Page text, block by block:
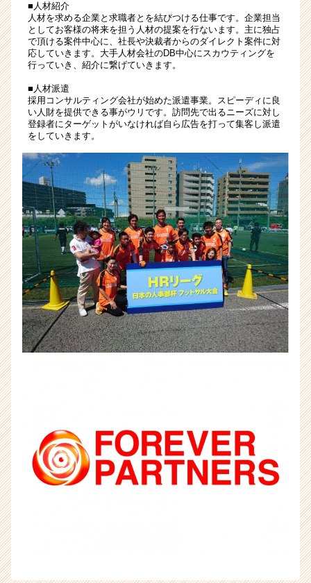
く
高
年
収）
他
ベ
ン
チ
成
長
企
業
か
ら
ス
カ
ウ
ト
が
届
く
チ
ア
キ
ャ
■人材紹介
人材を求める企業と求職者とを結びつける仕事です。企業担当
としてお客様の将来を担う人材の提案を行ないます。主に独占
で頂ける案件中心に、社長や決裁者からのダイレクト案件に対
応していきます。大手人材会社のDB中心にスカウティングを
行っていき、紹介に繋げていきます。
■人材派遣
採用コンサルティング会社が始めた派遣事業。スピーディに良
い人財を提供できる事がウリです。訪問先で出るニーズに対し
登録者にターゲットがいなければ自ら広告を打って集客し派遣
をしていきます。